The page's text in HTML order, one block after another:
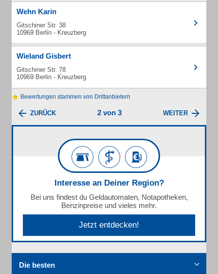
Wehn Karin
Gitschiner Str. 38
10969 Berlin - Kreuzberg
Wieland Gisbert
Gitschiner Str. 78
10969 Berlin - Kreuzberg
Bewertungen stammen von Drittanbietern
ZURÜCK 2 von 3 WEITER
Interesse an Deiner Region?
Bei uns findest du Geldautomaten, Notapotheken,
Benzinpreise und vieles mehr.
Jetzt entdecken!
Die besten